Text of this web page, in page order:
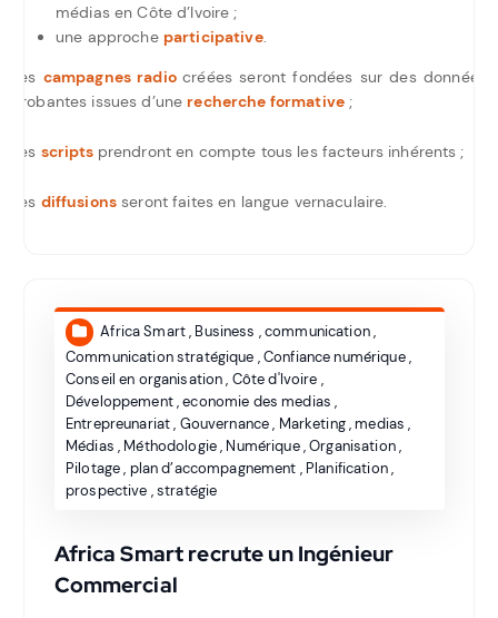
médias en Côte d’Ivoire ;
une approche participative.
Les campagnes radio créées seront fondées sur des données
probantes issues d’une recherche formative;
Les scripts prendront en compte tous les facteurs inhérents ;
Les diffusions seront faites en langue vernaculaire.
Africa Smart, Business ,communication,
Communication stratégique ,Confiance numérique,
Conseil en organisation, Côte d'Ivoire ,
Développement,economie des medias ,
Entrepreunariat, Gouvernance, Marketing,medias ,
Médias , Méthodologie, Numérique,Organisation,
Pilotage, plan d’accompagnement , Planification,
prospective ,stratégie
Africa Smart recrute un Ingénieur
Commercial